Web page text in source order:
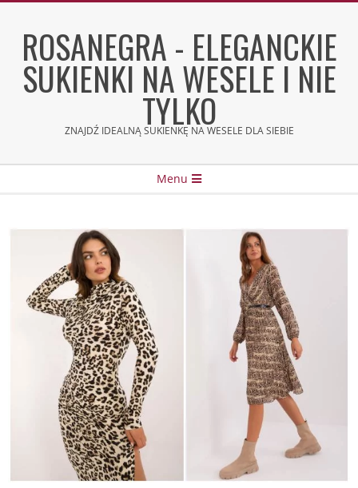
contentROSANEGRA - ELEGANCKIE
SUKIENKI NA WESELE I NIE
TYLKO
ZNAJDŹ IDEALNĄ SUKIENKĘ NA WESELE DLA SIEBIE
Menu